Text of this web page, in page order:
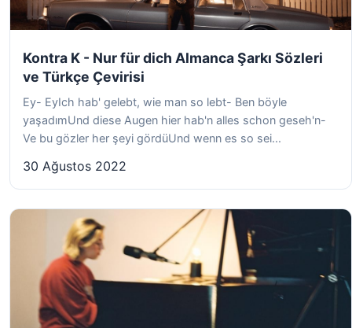
Kontra K - Nur für dich Almanca Şarkı Sözleri
ve Türkçe Çevirisi
Ey- EyIch hab' gelebt, wie man so lebt- Ben böyle
yaşadımUnd diese Augen hier hab'n alles schon geseh'n-
Ve bu gözler her şeyi gördüUnd wenn es so sei...
30 Ağustos 2022